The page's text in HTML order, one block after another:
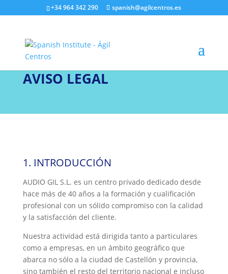
+34 964 342 290 spanish@agilcentros.es
AVISO LEGAL
1. INTRODUCCIÓN
AUDIO GIL S.L. es un centro privado dedicado desde
hace más de 40 años a la formación y cualificación
profesional con un sólido compromiso con la calidad
y la satisfacción del cliente.
Nuestra actividad está dirigida tanto a particulares
como a empresas, en un ámbito geográfico que
abarca no sólo a la ciudad de Castellón y provincia,
sino también el resto del territorio nacional e incluso